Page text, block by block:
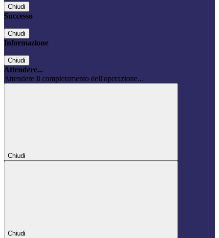
Chiudi
Successo
Chiudi
Informazione
Chiudi
Attendere...
Attendere il completamento dell'operazione...
Chiudi
Chiudi